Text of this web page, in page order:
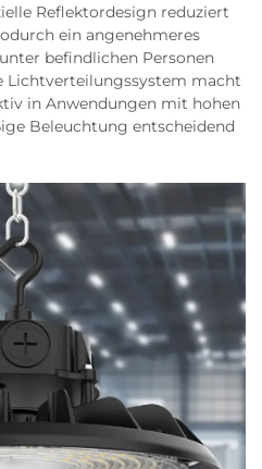
Reflektordesign reduziert
ein angenehmeres
befindlichen Personen
Lichtverteilungssystem macht
in Anwendungen mit hohen
Beleuchtung entscheidend